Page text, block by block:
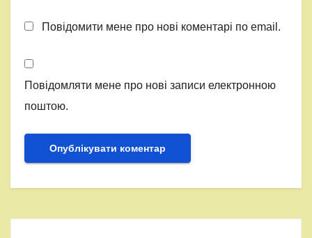
Повідомити мене про нові коментарі по email.
Повідомляти мене про нові записи електронною
поштою.